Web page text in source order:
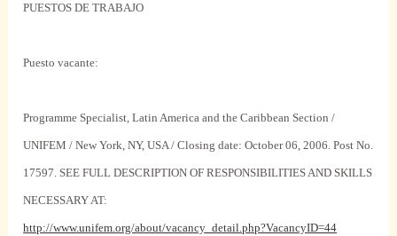
PUESTOS DE TRABAJO
Puesto vacante:
Programme Specialist,Latin America and the Caribbean Section /
UNIFEM /New York,NY,USA/ Closing date:October 06, 2006.Post No.
17597. SEE FULL DESCRIPTION OF RESPONSIBILITIES AND SKILLS
NECESSARY AT:
http://www.unifem.org/about/vacancy_detail.php?VacancyID=44